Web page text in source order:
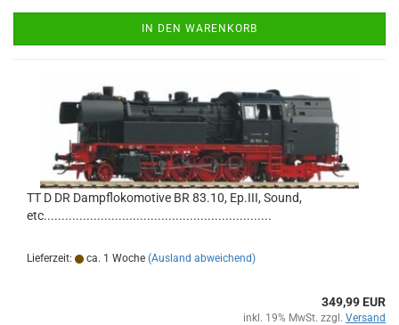
IN DEN WARENKORB
TT D DR Dampflokomotive BR 83.10, Ep.III, Sound,
etc................................................................
Lieferzeit: ca. 1 Woche (Ausland abweichend)
349,99 EUR
inkl. 19% MwSt. zzgl. Versand